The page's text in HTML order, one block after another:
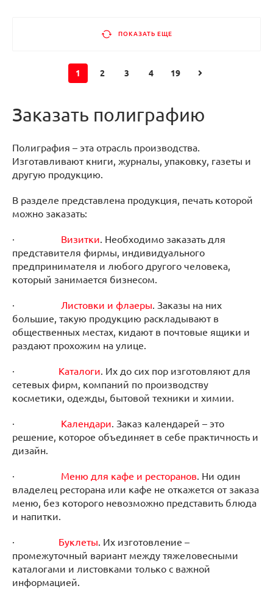
ПОКАЗАТЬ ЕЩЕ
1 2 3 4 19
Заказать полиграфию
Полиграфия – эта отрасль производства.
Изготавливают книги, журналы, упаковку, газеты и
другую продукцию.
В разделе представлена продукция, печать которой
можно заказать:
· Визитки. Необходимо заказать для
представителя фирмы, индивидуального
предпринимателя и любого другого человека,
который занимается бизнесом.
· Листовки и флаеры. Заказы на них
большие, такую продукцию раскладывают в
общественных местах, кидают в почтовые ящики и
раздают прохожим на улице.
· Каталоги. Их до сих пор изготовляют для
сетевых фирм, компаний по производству
косметики, одежды, бытовой техники и химии.
· Календари. Заказ календарей – это
решение, которое объединяет в себе практичность и
дизайн.
· Меню для кафе и ресторанов. Ни один
владелец ресторана или кафе не откажется от заказа
меню, без которого невозможно представить блюда
и напитки.
· Буклеты. Их изготовление –
промежуточный вариант между тяжеловесными
каталогами и листовками только с важной
информацией.